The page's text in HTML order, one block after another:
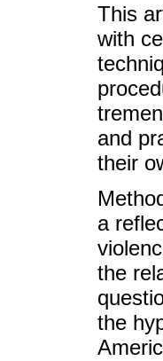
This
with
and
their
a
the
the